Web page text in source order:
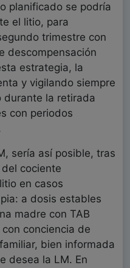
planificado se podría
el litio, para
trimestre con
descompensación
estrategia, la
y vigilando siempre
durante la retirada
con periodos
sería así posible, tras
cociente
en casos
a dosis estables
madre con TAB
conciencia de
bien informada
desea la LM. En